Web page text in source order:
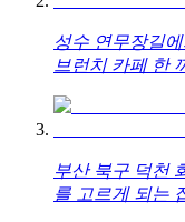
성수 연무장길
브런치 카페 한
부산 북구 덕천
를 고르게 되는